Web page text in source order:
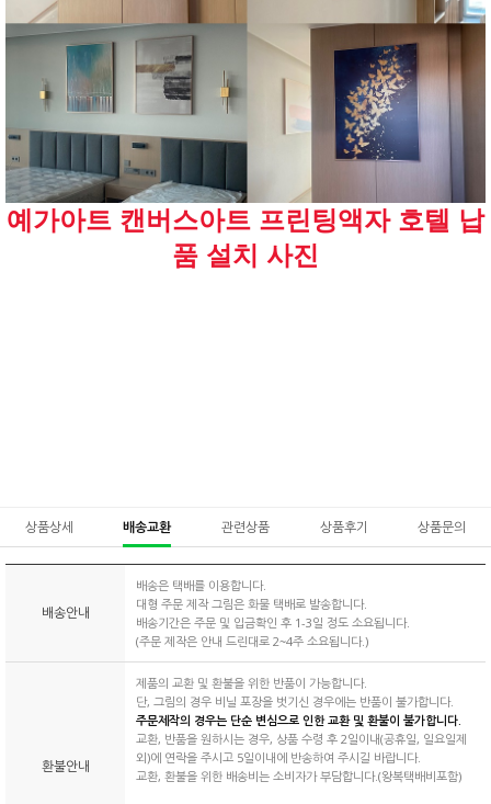
예가아트 캔버스아트 프린팅액자 호텔 납
품 설치 사진
상품상세 배송교환 관련상품 상품후기 상품문의
배송안내
배송은 택배를 이용합니다.
대형 주문 제작 그림은 화물 택배로 발송합니다.
배송기간은 주문 및 입금확인 후 1-3일 정도 소요됩니다.
(주문 제작은 안내 드린대로 2~4주 소요됩니다.)
환불안내
제품의 교환 및 환불을 위한 반품이 가능합니다.
단, 그림의 경우 비닐 포장을 벗기신 경우에는 반품이 불가합니다.
주문제작의 경우는 단순 변심으로 인한 교환 및 환불이 불가합니다.
교환, 반품을 원하시는 경우, 상품 수령 후 2일이내(공휴일, 일요일제
외)에 연락을 주시고 5일이내에 반송하여 주시길 바랍니다.
교환, 환불을 위한 배송비는 소비자가 부담합니다.(왕복택배비포함)